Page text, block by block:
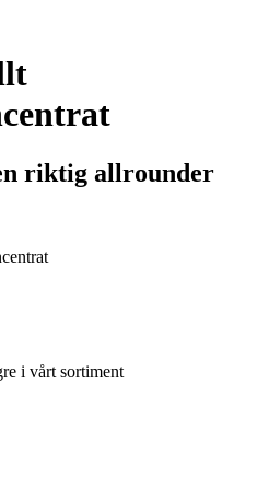
riktig allrounder
i vårt sortiment